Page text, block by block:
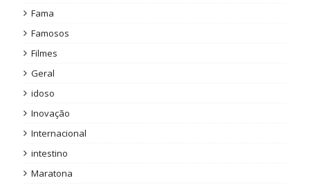
Fama
Famosos
Filmes
Geral
idoso
Inovação
Internacional
intestino
Maratona